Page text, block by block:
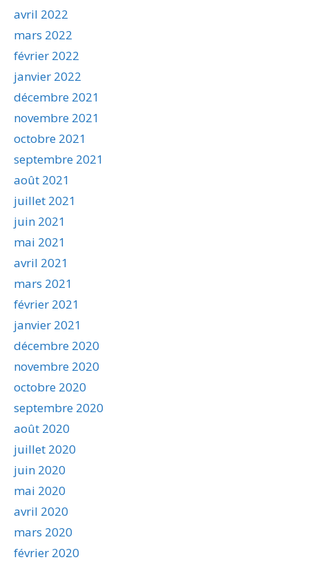
avril 2022
mars 2022
février 2022
janvier 2022
décembre 2021
novembre 2021
octobre 2021
septembre 2021
août 2021
juillet 2021
juin 2021
mai 2021
avril 2021
mars 2021
février 2021
janvier 2021
décembre 2020
novembre 2020
octobre 2020
septembre 2020
août 2020
juillet 2020
juin 2020
mai 2020
avril 2020
mars 2020
février 2020